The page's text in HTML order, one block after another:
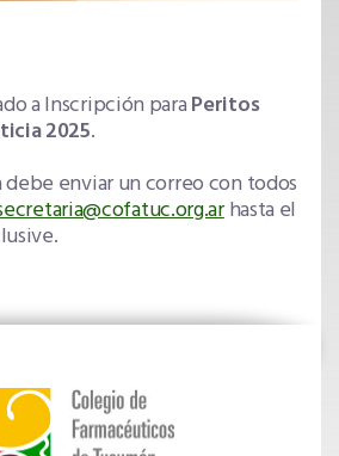
a Inscripción paraPeritos
2025.
enviar un correo con todos
hasta el